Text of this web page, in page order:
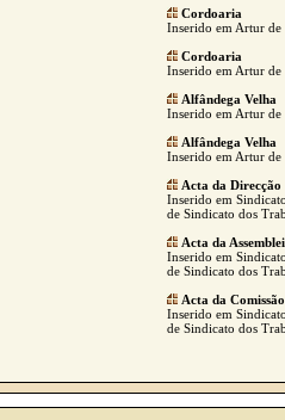
Cordoaria
Inserido em Artur de
Cordoaria
Inserido em Artur de
Alfândega Velha
Inserido em Artur de
Alfândega Velha
Inserido em Artur de
Acta da Direcção
Inserido em
de Sindicato dos
Acta da
Inserido em
de Sindicato dos
Acta da
Inserido em
de Sindicato dos